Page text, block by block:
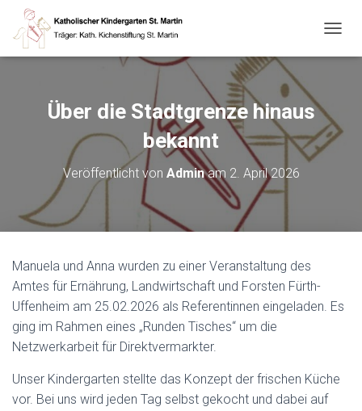
A
A
T
T
Über die Stadtgrenze hinaus
bekannt
Veröffentlicht von Adminam 2. April 2026
Manuela und Anna wurden zu einer Veranstaltung des
Amtes für Ernährung, Landwirtschaft und Forsten Fürth-
Uffenheim am 25.02.2026 als Referentinnen eingeladen. Es
ging im Rahmen eines „Runden Tisches“ um die
Netzwerkarbeit für Direktvermarkter.
Unser Kindergarten stellte das Konzept der frischen Küche
vor. Bei uns wird jeden Tag selbst gekocht und dabei auf